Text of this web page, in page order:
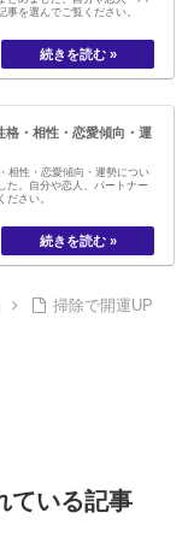
事を選んでご覧ください。
格・相性・恋愛傾向・運
相性・恋愛傾向・運勢につい
た。自分や恋人、パートナー
ださい。
掃除で開運UP
ている記事